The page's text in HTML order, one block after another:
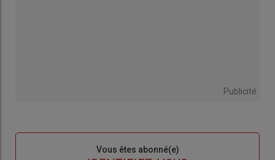
Publicité
Vous êtes abonné(e)